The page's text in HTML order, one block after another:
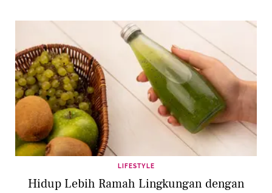
LIFESTYLE
Hidup Lebih Ramah Lingkungan dengan